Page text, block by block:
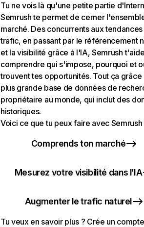
Tu ne vois là qu'une petite partie
Semrush te permet de cerner
marché. Des concurrents aux
trafic, en passant par le référencement
et la visibilité grâce à l'IA, Semrush
comprendre qui s'impose, pourquoi et
trouvent tes opportunités. Tout ça grâce
plus grande base de données de
propriétaire au monde, qui inclut des
historiques.
Voici ce que tu peux faire avec Semrush
Comprends ton marché
Mesurez votre visibilité dans l’IA
Augmenter le trafic naturel
Tu veux en savoir plus ? Crée un compte